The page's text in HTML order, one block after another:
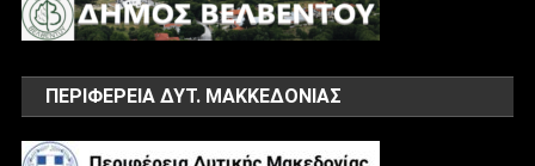
ΠΕΡΙΦΕΡΕΙΑ ΔΥΤ. ΜΑΚΚΕΔΟΝΙΑΣ